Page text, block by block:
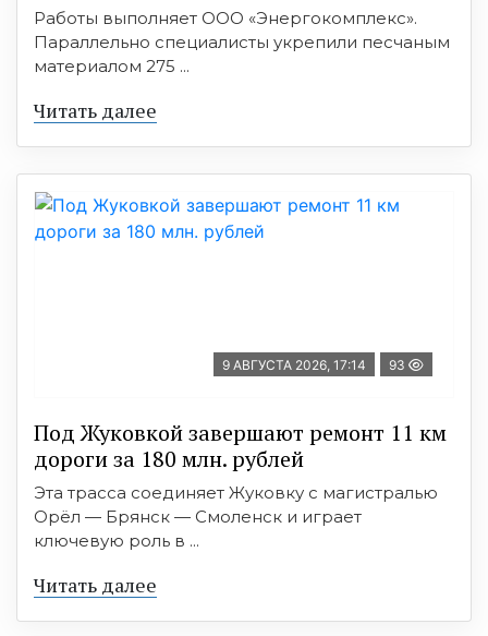
Работы выполняет ООО «Энергокомплекс».
Параллельно специалисты укрепили песчаным
материалом 275 ...
Читать далее
9 АВГУСТА 2026, 17:14 93
Под Жуковкой завершают ремонт 11 км
дороги за 180 млн. рублей
Эта трасса соединяет Жуковку с магистралью
Орёл — Брянск — Смоленск и играет
ключевую роль в ...
Читать далее